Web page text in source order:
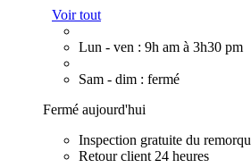
Voir tout
Lun - ven : 9h am à 3h30 pm
Sam - dim : fermé
Fermé aujourd'hui
Inspection gratuite du
Retour client 24 heures